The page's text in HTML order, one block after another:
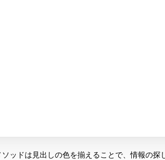
ッドは見出しの色を揃えることで、情報の探